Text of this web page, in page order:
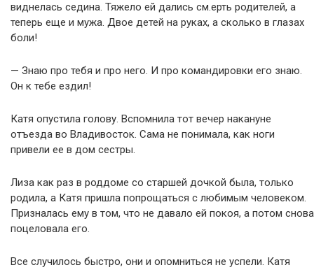
виднелась седина. Тяжело ей дались см.ерть родителей, а
теперь еще и мужа. Двое детей на руках, а сколько в глазах
боли!
— Знаю про тебя и про него. И про командировки его знаю.
Он к тебе ездил!
Катя опустила голову. Вспомнила тот вечер накануне
отъезда во Владивосток. Сама не понимала, как ноги
привели ее в дом сестры.
Лиза как раз в роддоме со старшей дочкой была, только
родила, а Катя пришла попрощаться с любимым человеком.
Призналась ему в том, что не давало ей покоя, а потом снова
поцеловала его.
Все случилось быстро, они и опомниться не успели. Катя